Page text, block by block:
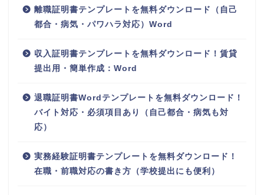
離職証明書テンプレートを無料ダウンロード（自己
都合・病気・パワハラ対応）Word
収入証明書テンプレートを無料ダウンロード！賃貸
提出用・簡単作成：Word
退職証明書Wordテンプレートを無料ダウンロード！
バイト対応・必須項目あり（自己都合・病気も対
応）
実務経験証明書テンプレートを無料ダウンロード！
在職・前職対応の書き方（学校提出にも便利）